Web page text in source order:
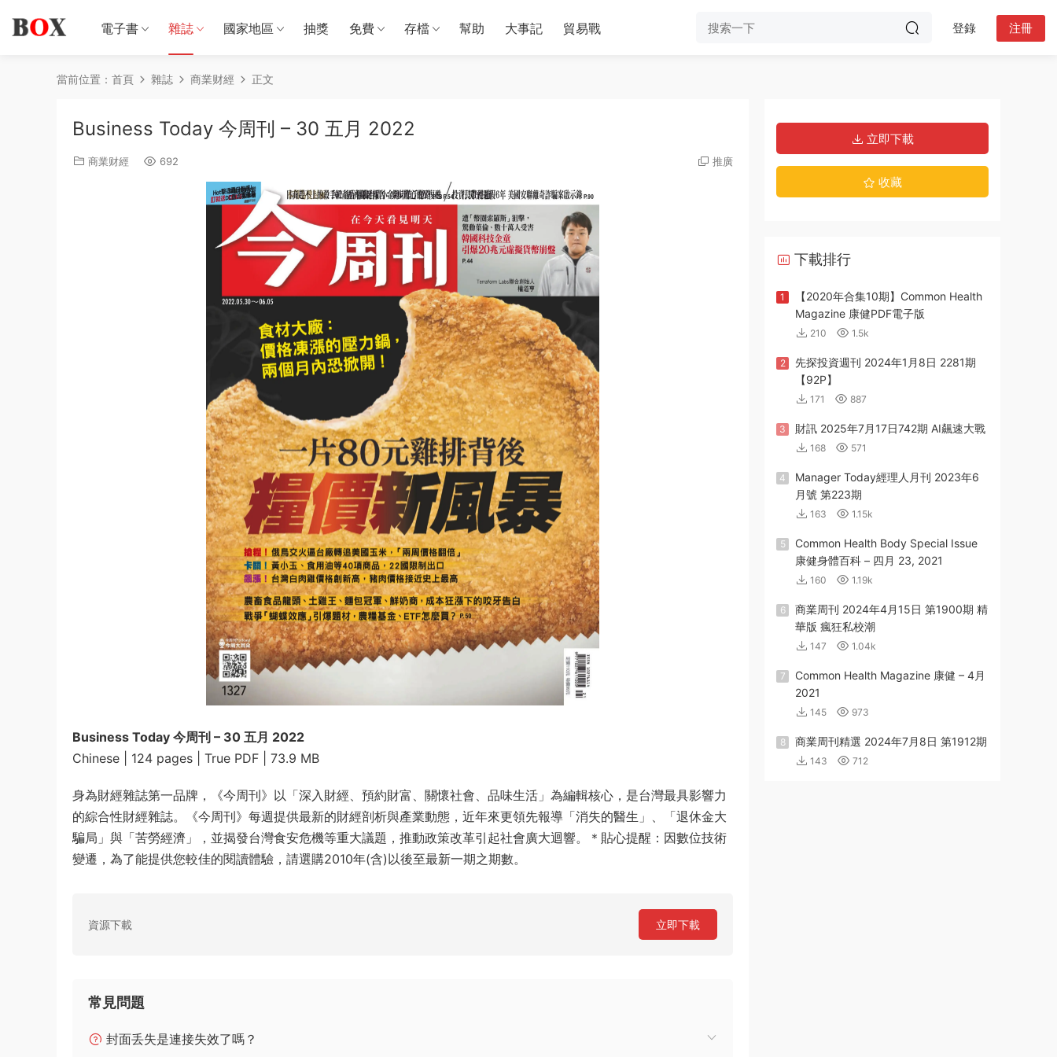
電子書 雜誌 國家地區 抽獎 免費 存檔 幫助 大事記 貿易戰 登錄 注冊
當前位置： 首頁 雜誌 商業财經 正文
Business Today 今周刊 – 30 五月 2022
商業财經 692 推廣
Business Today 今周刊 – 30 五月 2022
Chinese | 124 pages | True PDF | 73.9 MB
身為財經雜誌第一品牌，《今周刊》以「深入財經、預約財富、關懷社會、品味生活」為編輯核心，是台灣最具影響力
的綜合性財經雜誌。《今周刊》每週提供最新的財經剖析與產業動態，近年來更領先報導「消失的醫生」、「退休金大
騙局」與「苦勞經濟」，並揭發台灣食安危機等重大議題，推動政策改革引起社會廣大迴響。＊貼心提醒：因數位技術
變遷，為了能提供您較佳的閱讀體驗，請選購2010年(含)以後至最新一期之期數。
資源下載 立即下載
常見問題
封面丢失是連接失效了嗎？
立即下載
收藏
下載排行
1
【2020年合集10期】Common Health
Magazine 康健PDF電子版
210 1.5k
2
先探投資週刊 2024年1月8日 2281期
【92P】
171 887
3 財訊 2025年7月17日742期 AI飆速大戰
168 571
4
Manager Today經理人月刊 2023年6
月號 第223期
163 1.15k
5
Common Health Body Special Issue
康健身體百科 – 四月 23, 2021
160 1.19k
6
商業周刊 2024年4月15日 第1900期 精
華版 瘋狂私校潮
147 1.04k
7
Common Health Magazine 康健 – 4月
2021
145 973
8 商業周刊精選 2024年7月8日 第1912期
143 712